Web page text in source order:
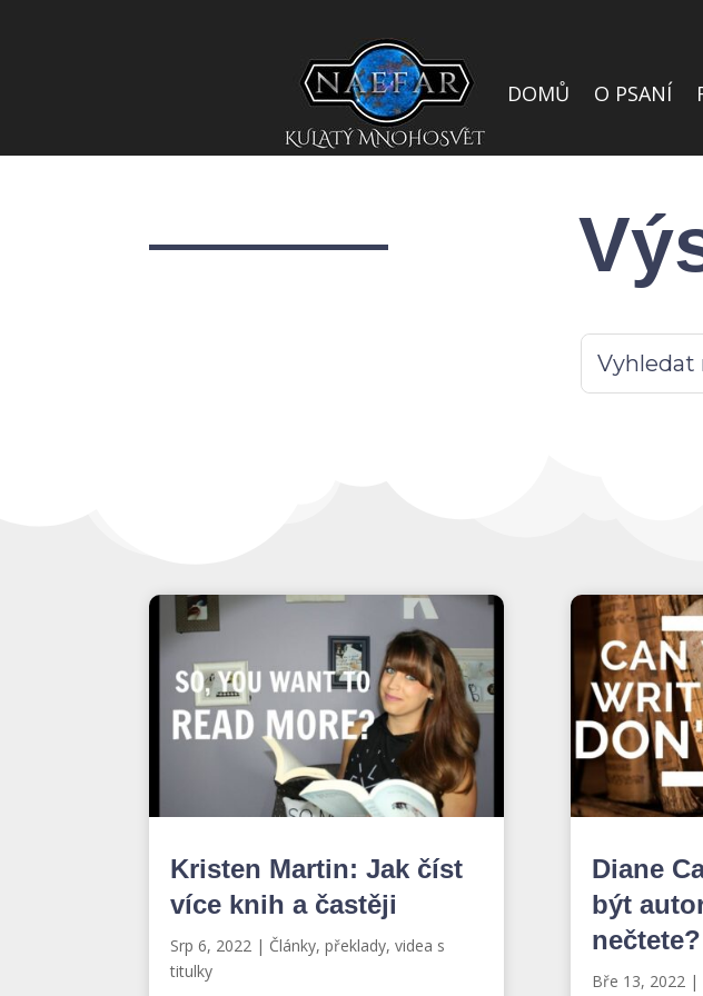
DOMŮ O PSANÍ
Kristen Martin: Jak číst
více knih a častěji
Srp 6, 2022 | Články, překlady, videa s
titulky
Diane
být
nečtete?
Bře 13, 2022 |